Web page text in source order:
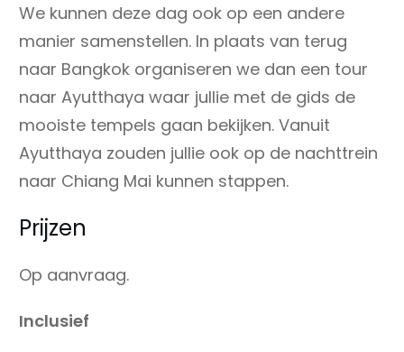
We kunnen deze dag ook op een andere
manier samenstellen. In plaats van terug
naar Bangkok organiseren we dan een tour
naar Ayutthaya waar jullie met de gids de
mooiste tempels gaan bekijken. Vanuit
Ayutthaya zouden jullie ook op de nachttrein
naar Chiang Mai kunnen stappen.
Prijzen
Op aanvraag.
Inclusief